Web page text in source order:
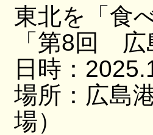
東北を「食
「第8回 広
日時：
場所：広島
場）